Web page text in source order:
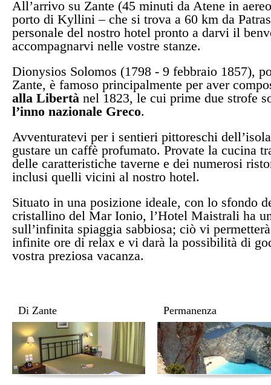
All’arrivo su Zante (45 minuti da Atene in
porto di Kyllini – che si trova a 60 km da
personale del nostro hotel pronto a darvi il
accompagnarvi nelle vostre stanze.
Dionysios Solomos (1798 - 9 febbraio 1857),
Zante, è famoso principalmente per aver
alla Libertà nel 1823, le cui prime due strofe
l’inno nazionale Greco.
Avventuratevi per i sentieri pittoreschi
gustare un caffè profumato. Provate la cucina
delle caratteristiche taverne e dei numerosi
inclusi quelli vicini al nostro hotel.
Situato in una posizione ideale, con lo sfondo
cristallino del Mar Ionio, l’Hotel Maistrali ha
sull’infinita spiaggia sabbiosa; ciò vi
infinite ore di relax e vi darà la possibilità di
vostra preziosa vacanza.
Di Zante Permanenza